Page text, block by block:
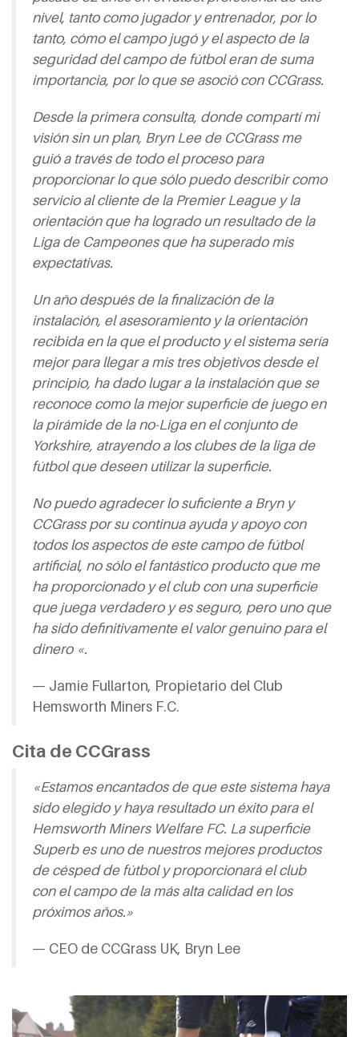
nivel, tanto como jugador y entrenador, por lo
tanto, cómo el campo jugó y el aspecto de la
seguridad del campo de fútbol eran de suma
importancia, por lo que se asoció con CCGrass.
Desde la primera consulta, donde compartí mi
visión sin un plan, Bryn Lee de CCGrass me
guió a través de todo el proceso para
proporcionar lo que sólo puedo describir como
servicio al cliente de la Premier League y la
orientación que ha logrado un resultado de la
Liga de Campeones que ha superado mis
expectativas.
Un año después de la finalización de la
instalación, el asesoramiento y la orientación
recibida en la que el producto y el sistema sería
mejor para llegar a mis tres objetivos desde el
principio, ha dado lugar a la instalación que se
reconoce como la mejor superficie de juego en
la pirámide de la no-Liga en el conjunto de
Yorkshire, atrayendo a los clubes de la liga de
fútbol que deseen utilizar la superficie.
No puedo agradecer lo suficiente a Bryn y
CCGrass por su continua ayuda y apoyo con
todos los aspectos de este campo de fútbol
artificial, no sólo el fantástico producto que me
ha proporcionado y el club con una superficie
que juega verdadero y es seguro, pero uno que
ha sido definitivamente el valor genuino para el
dinero «.
— Jamie Fullarton, Propietario del Club
Hemsworth Miners F.C.
Cita de CCGrass
«Estamos encantados de que este sistema haya
sido elegido y haya resultado un éxito para el
Hemsworth Miners Welfare FC. La superficie
Superb es uno de nuestros mejores productos
de césped de fútbol y proporcionará el club
con el campo de la más alta calidad en los
próximos años.»
— CEO de CCGrass UK, Bryn Lee